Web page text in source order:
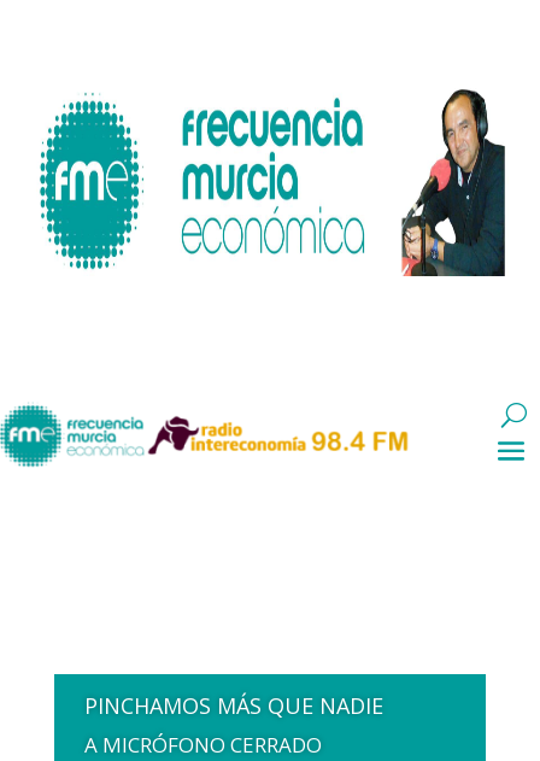
PINCHAMOS MÁS QUE NADIE
A MICRÓFONO CERRADO